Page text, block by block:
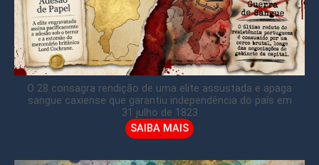
O 28 consagra rendição de uma elite assustada e apaga
sangue caxiense que garantiu independência do país em
31 julho de 1823
SAIBA MAIS